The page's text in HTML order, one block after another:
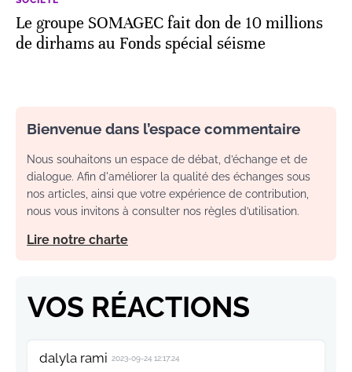
Le groupe SOMAGEC fait don de 10 millions
de dirhams au Fonds spécial séisme
Bienvenue dans l’espace commentaire
Nous souhaitons un espace de débat, d’échange et de
dialogue. Afin d'améliorer la qualité des échanges sous
nos articles, ainsi que votre expérience de contribution,
nous vous invitons à consulter nos règles d’utilisation.
Lire notre charte
VOS RÉACTIONS
dalyla rami 2023-09-24 12:17:24